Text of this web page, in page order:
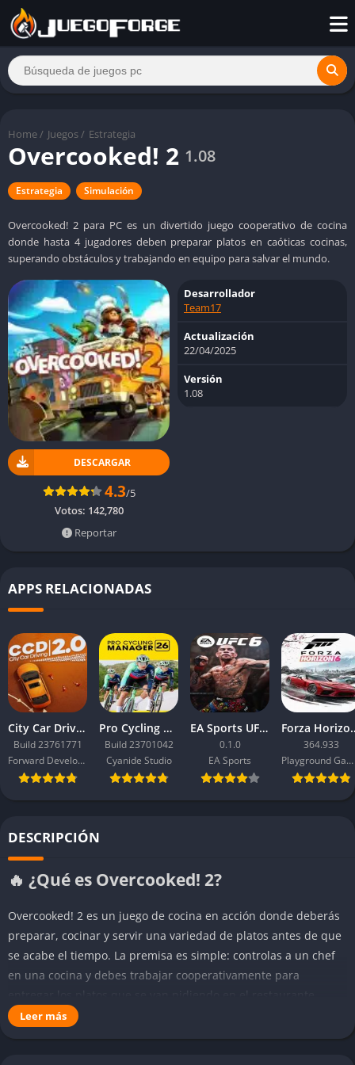
Home / Juegos / Estrategia
Overcooked! 2 1.08
Estrategia Simulación
Overcooked! 2 para PC es un divertido juego cooperativo de cocina
donde hasta 4 jugadores deben preparar platos en caóticas cocinas,
superando obstáculos y trabajando en equipo para salvar el mundo.
DESCARGAR
4.3/5
Votos: 142,780
Reportar
Desarrollador
Team17
Actualización
22/04/2025
Versión
1.08
APPS RELACIONADAS
City Car Driving 2.0
Build 23761771
Forward Development
Pro Cycling Manager 26
Build 23701042
Cyanide Studio
EA Sports UFC 6
0.1.0
EA Sports
364.933
Playground Games
DESCRIPCIÓN
🔥 ¿Qué es Overcooked! 2?
Overcooked! 2 es un juego de cocina en acción donde deberás
preparar, cocinar y servir una variedad de platos antes de que
se acabe el tiempo. La premisa es simple: controlas a un chef
en una cocina y debes trabajar cooperativamente para
A medida que avanzas, las recetas se vuelven más complejas,
Leer más